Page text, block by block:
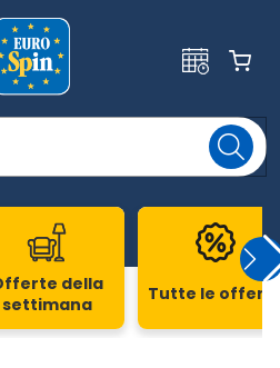
della
settimana
Tutte le